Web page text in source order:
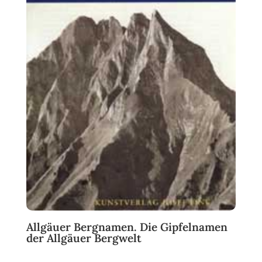
Allgäuer Bergnamen. Die Gipfelnamen
der Allgäuer Bergwelt